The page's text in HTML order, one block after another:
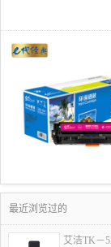
最近浏览过的
艾洁TK－